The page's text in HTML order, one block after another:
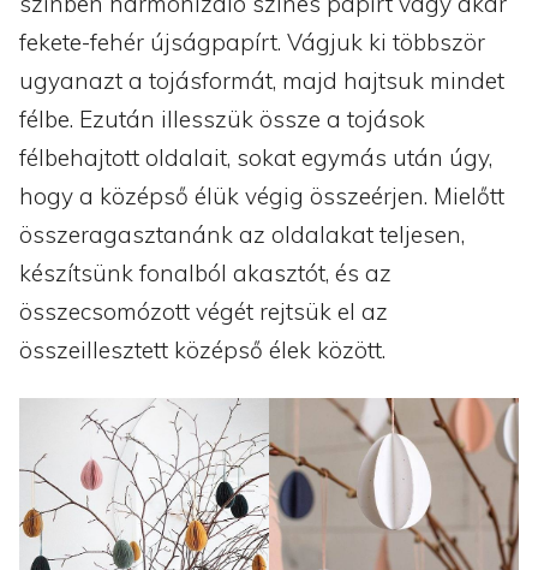
fekete-fehér újságpapírt. Vágjuk ki többször
ugyanazt a tojásformát, majd hajtsuk mindet
félbe. Ezután illesszük össze a tojások
félbehajtott oldalait, sokat egymás után úgy,
hogy a középső élük végig összeérjen. Mielőtt
összeragasztanánk az oldalakat teljesen,
készítsünk fonalból akasztót, és az
összecsomózott végét rejtsük el az
összeillesztett középső élek között.